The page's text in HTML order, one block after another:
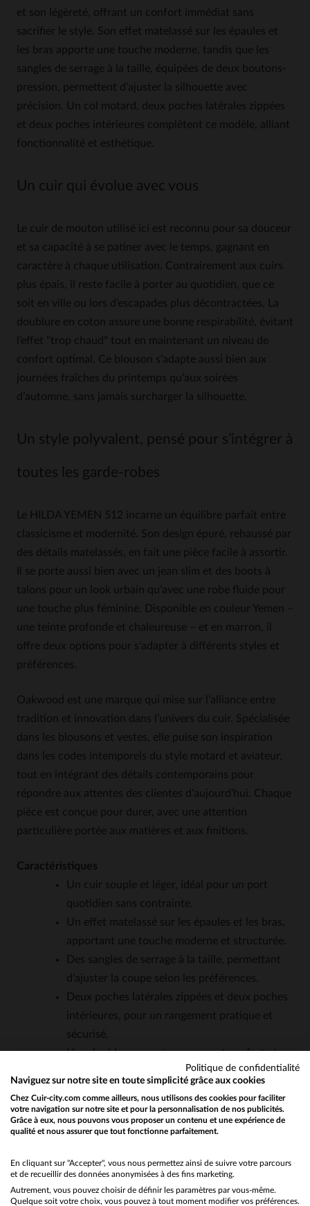
et son légèreté, offrant un confort immédiat sans
sacrifier le style. Son effet matelassé sur les épaules et
les bras apporte une touche moderne, tandis que les
sangles de serrage à la taille, équipées de deux boutons-
pression, permettent d’ajuster la silhouette avec
précision. Un col motard, deux poches latérales zippées
et deux poches intérieures complètent ce modèle, alliant
fonctionnalité et esthétique.
Un cuir qui évolue avec vous
Le cuir de mouton utilisé ici est reconnu pour sa douceur
et sa capacité à se patiner avec le temps, gagnant en
caractère à chaque utilisation. Contrairement aux cuirs
plus épais, il reste facile à porter au quotidien, que ce
soit en ville ou lors d’escapades plus décontractées. La
doublure en coton assure une bonne respirabilité, évitant
l’effet "trop chaud" tout en maintenant un niveau de
confort optimal. Ce blouson s’adapte aussi bien aux
journées fraîches du printemps qu’aux soirées
d’automne, sans jamais surcharger la silhouette.
Un style polyvalent, pensé pour s’intégrer à
toutes les garde-robes
Le HILDA YEMEN 512 incarne un équilibre parfait entre
classicisme et modernité. Son design épuré, rehaussé par
des détails matelassés, en fait une pièce facile à assortir.
Il se porte aussi bien avec un jean slim et des boots à
talons pour un look urbain qu’avec une robe fluide pour
une touche plus féminine. Disponible en couleur Yemen –
une teinte profonde et chaleureuse – et en marron, il
offre deux options pour s’adapter à différents styles et
préférences.
Oakwood est une marque qui mise sur l’alliance entre
tradition et innovation dans l’univers du cuir. Spécialisée
dans les blousons et vestes, elle puise son inspiration
dans les codes intemporels du style motard et aviateur,
tout en intégrant des détails contemporains pour
répondre aux attentes des clientes d’aujourd’hui. Chaque
pièce est conçue pour durer, avec une attention
particulière portée aux matières et aux finitions.
Caractéristiques
Un cuir souple et léger, idéal pour un port
quotidien sans contrainte.
Un effet matelassé sur les épaules et les bras,
apportant une touche moderne et structurée.
Des sangles de serrage à la taille, permettant
d’ajuster la coupe selon les préférences.
Deux poches latérales zippées et deux poches
intérieures, pour un rangement pratique et
sécurisé.
Une doublure en coton, assurant confort et
s’adapte à toutes les saisons.
Une coupe Regular, conçue pour s’harmoniser
QUESTIONS FRÉQUENTES
Would you like to be redirected to our English site?
No
Yes
Politique de confidentialité
Naviguez sur notre site en toute simplicité grâce aux cookies
Chez Cuir-city.com comme ailleurs, nous utilisons des cookies pour faciliter
votre navigation sur notre site et pour la personnalisation de nos publicités.
Grâce à eux, nous pouvons vous proposer un contenu et une expérience de
qualité et nous assurer que tout fonctionne parfaitement.
En cliquant sur "Accepter", vous nous permettez ainsi de suivre votre parcours
et de recueillir des données anonymisées à des fins marketing.
Autrement, vous pouvez choisir de définir les paramètres par vous-même.
Quelque soit votre choix, vous pouvez à tout moment modifier vos préférences.